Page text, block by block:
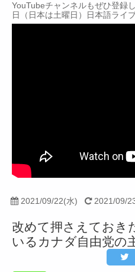
Contact
YouTubeチャンネルもぜひ登録
日（日本は土曜日）日本語ライ
2021/09/22(水) 2021/09/
改めて押さえておき
いるカナダ自由党の